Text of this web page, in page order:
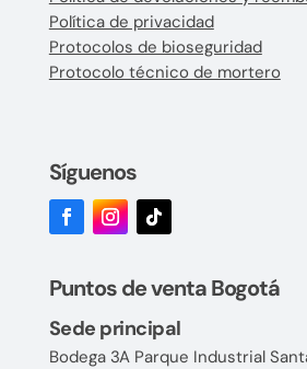
Política de privacidad
Protocolos de bioseguridad
Protocolo técnico de mortero
Síguenos
Puntos de venta Bogotá
Sede principal
Bodega 3A Parque Industrial